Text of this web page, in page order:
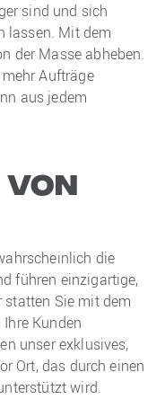
sind und sich
lassen. Mit dem
der Masse abheben.
Aufträge
aus jedem
VON
die
führen einzigartige,
statten Sie mit dem
Kunden
unser exklusives,
Ort, das durch einen
wird.